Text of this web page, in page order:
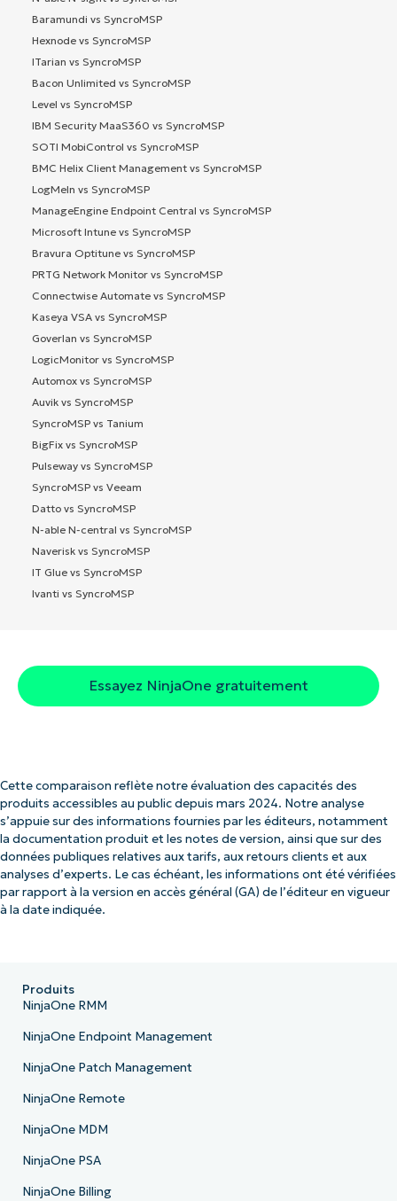
Baramundi vs SyncroMSP
Hexnode vs SyncroMSP
ITarian vs SyncroMSP
Bacon Unlimited vs SyncroMSP
Level vs SyncroMSP
IBM Security MaaS360 vs SyncroMSP
SOTI MobiControl vs SyncroMSP
BMC Helix Client Management vs SyncroMSP
LogMeIn vs SyncroMSP
ManageEngine Endpoint Central vs SyncroMSP
Microsoft Intune vs SyncroMSP
Bravura Optitune vs SyncroMSP
PRTG Network Monitor vs SyncroMSP
Connectwise Automate vs SyncroMSP
Kaseya VSA vs SyncroMSP
Goverlan vs SyncroMSP
LogicMonitor vs SyncroMSP
Automox vs SyncroMSP
Auvik vs SyncroMSP
SyncroMSP vs Tanium
BigFix vs SyncroMSP
Pulseway vs SyncroMSP
SyncroMSP vs Veeam
Datto vs SyncroMSP
N-able N-central vs SyncroMSP
Naverisk vs SyncroMSP
IT Glue vs SyncroMSP
Ivanti vs SyncroMSP
Essayez NinjaOne gratuitement
Cette comparaison reflète notre évaluation des capacités des
produits accessibles au public depuis mars 2024. Notre analyse
s’appuie sur des informations fournies par les éditeurs, notamment
la documentation produit et les notes de version, ainsi que sur des
données publiques relatives aux tarifs, aux retours clients et aux
analyses d’experts. Le cas échéant, les informations ont été vérifiées
par rapport à la version en accès général (GA) de l’éditeur en vigueur
à la date indiquée.
Produits
NinjaOne RMM
NinjaOne Endpoint Management
NinjaOne Patch Management
NinjaOne Remote
NinjaOne MDM
NinjaOne PSA
NinjaOne Billing